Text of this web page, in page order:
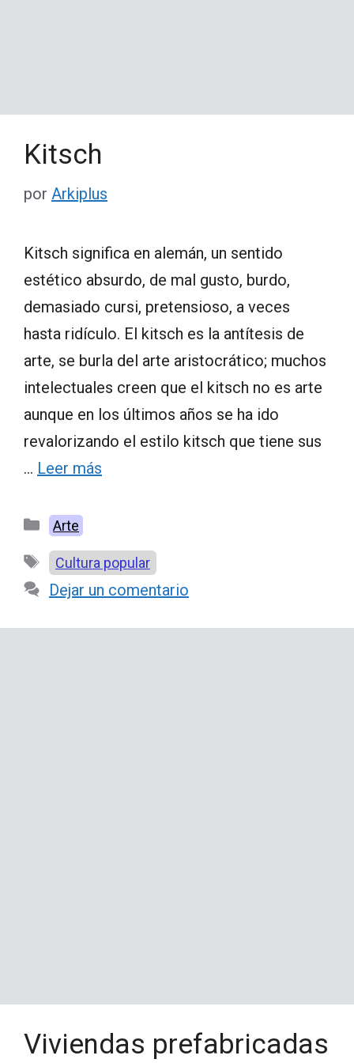
Kitsch
por Arkiplus
Kitsch significa en alemán, un sentido
estético absurdo, de mal gusto, burdo,
demasiado cursi, pretensioso, a veces
hasta ridículo. El kitsch es la antítesis de
arte, se burla del arte aristocrático; muchos
intelectuales creen que el kitsch no es arte
aunque en los últimos años se ha ido
revalorizando el estilo kitsch que tiene sus
… Leer más
Categorías
Arte
Etiquetas
Cultura popular
Dejar un comentario
Viviendas prefabricadas